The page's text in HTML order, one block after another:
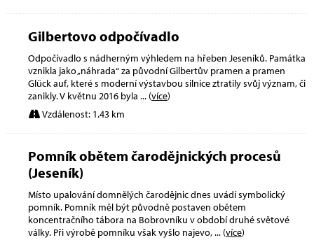
Gilbertovo odpočívadlo
Odpočívadlo s nádherným výhledem na hřeben Jeseníků. Památka
vznikla jako „náhrada“ za původní Gilbertův pramen a pramen
Glück auf, které s moderní výstavbou silnice ztratily svůj význam, či
zanikly. V květnu 2016 byla ... (více)
Vzdálenost: 1.43 km
Pomník obětem čarodějnických procesů
(Jeseník)
Místo upalování domnělých čarodějnic dnes uvádí symbolický
pomník. Pomník měl být původně postaven obětem
koncentračního tábora na Bobrovníku v období druhé světové
války. Při výrobě pomníku však vyšlo najevo,... (více)